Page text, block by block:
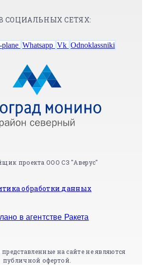
СОЦИАЛЬНЫХ СЕТЯХ:
plane Whatsapp Vk Odnoklassniki
проекта ООО СЗ "Аверус"
обработки данных
в агентстве Ракета
на сайте не являются
публичной офертой.